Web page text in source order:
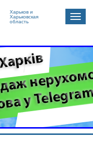
Харьков и
Харьковская
область
Toggle